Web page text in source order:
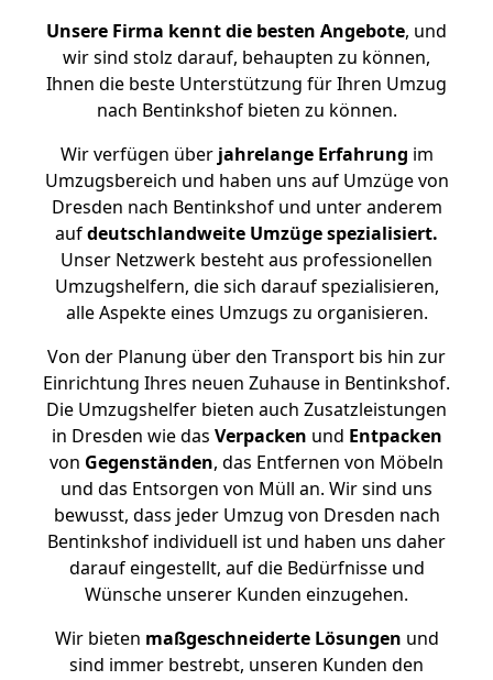
Unsere Firma kennt die besten Angebote, und
wir sind stolz darauf, behaupten zu können,
Ihnen die beste Unterstützung für Ihren Umzug
nach Bentinkshof bieten zu können.
Wir verfügen überjahrelange Erfahrung im
Umzugsbereich und haben uns auf Umzüge von
Dresden nach Bentinkshof und unter anderem
aufdeutschlandweite Umzüge spezialisiert.
Unser Netzwerk besteht aus professionellen
Umzugshelfern, die sich darauf spezialisieren,
alle Aspekte eines Umzugs zu organisieren.
Von der Planung über den Transport bis hin zur
Einrichtung Ihres neuen Zuhause in Bentinkshof.
Die Umzugshelfer bieten auch Zusatzleistungen
in Dresden wie das Verpacken und Entpacken
von Gegenständen, das Entfernen von Möbeln
und das Entsorgen von Müll an. Wir sind uns
bewusst, dass jeder Umzug von Dresden nach
Bentinkshof individuell ist und haben uns daher
darauf eingestellt, auf die Bedürfnisse und
Wünsche unserer Kunden einzugehen.
Wir bieten maßgeschneiderte Lösungen und
sind immer bestrebt, unseren Kunden den